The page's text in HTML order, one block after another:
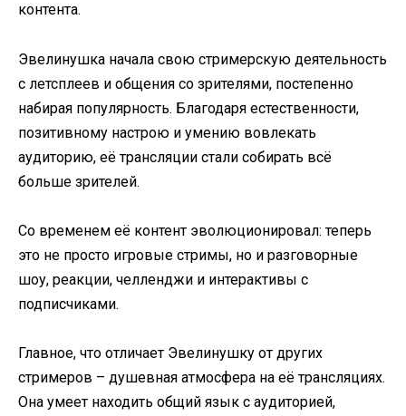
контента.
Эвелинушка начала свою стримерскую деятельность
с летсплеев и общения со зрителями, постепенно
набирая популярность. Благодаря естественности,
позитивному настрою и умению вовлекать
аудиторию, её трансляции стали собирать всё
больше зрителей.
Со временем её контент эволюционировал: теперь
это не просто игровые стримы, но и разговорные
шоу, реакции, челленджи и интерактивы с
подписчиками.
Главное, что отличает Эвелинушку от других
стримеров – душевная атмосфера на её трансляциях.
Она умеет находить общий язык с аудиторией,